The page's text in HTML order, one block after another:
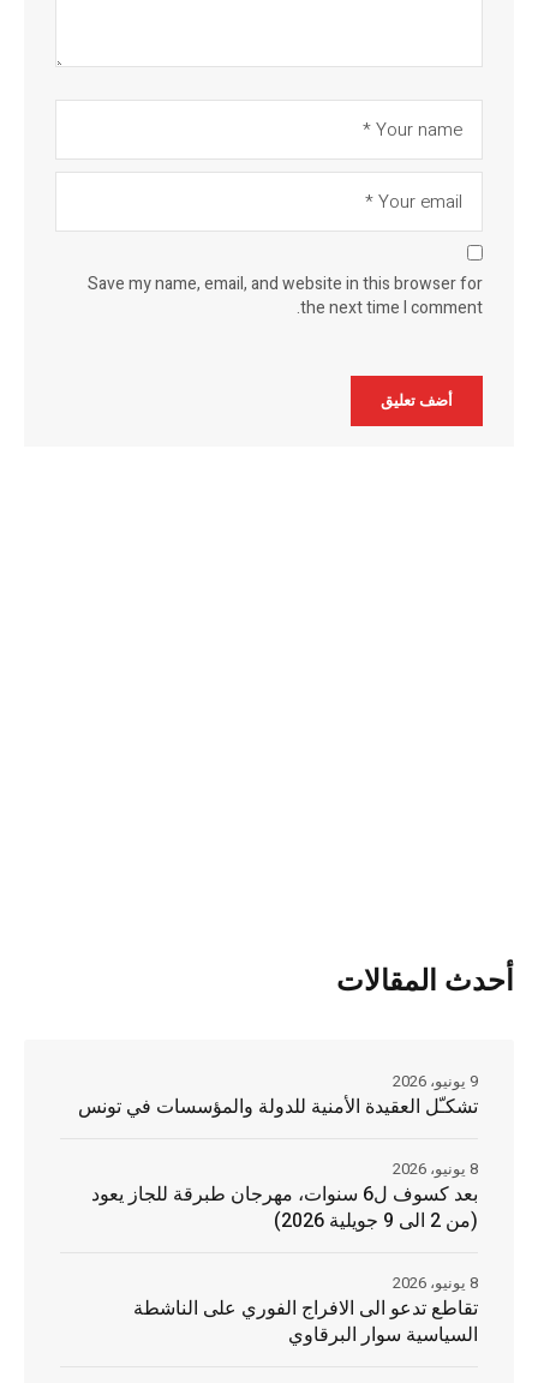
Save my name, email, and website in this browser for
the next time I comment.
أحدث المقالات
تشكـّل العقيدة الأمنية للدولة والمؤسسات في تونس
9 يونيو، 2026
بعد كسوف ل6 سنوات، مهرجان طبرقة للجاز يعود
(من 2 الى 9 جويلية 2026)
8 يونيو، 2026
تقاطع تدعو الى الافراج الفوري على الناشطة
السياسية سوار البرقاوي
8 يونيو، 2026